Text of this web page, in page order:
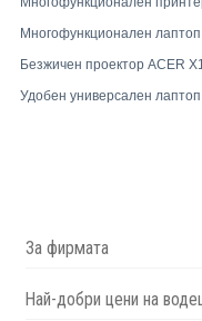
Многофункционален
Безжичен проектор ACER
Удобен универсален
За фирмата
Най-добри цени на